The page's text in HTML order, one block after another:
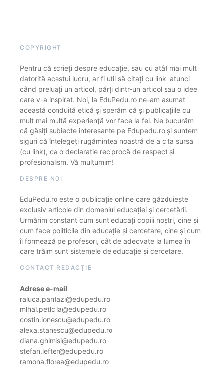
COPYRIGHT
Pentru că scrieți despre educație, sau cu atât mai mult
datorită acestui lucru, ar fi util să citați cu link, atunci
când preluați un articol, părți dintr-un articol sau o idee
care v-a inspirat. Noi, la EduPedu.ro ne-am asumat
această conduită etică și sperăm că și publicațiile cu
mult mai multă experiență vor face la fel. Ne bucurăm
că găsiți subiecte interesante pe Edupedu.ro și suntem
siguri că înțelegeți rugămintea noastră de a cita sursa
(cu link), ca o declarație reciprocă de respect și
profesionalism. Vă mulțumim!
DESPRE NOI
EduPedu.ro este o publicație online care găzduiește
exclusiv articole din domeniul educației și cercetării.
Urmărim constant cum sunt educați copiii noștri, cine și
cum face politicile din educație și cercetare, cine și cum
îi formează pe profesori, cât de adecvate la lumea în
care trăim sunt sistemele de educație și cercetare.
CONTACT REDACȚIE
Adrese e-mail
raluca.pantazi@edupedu.ro
mihai.peticila@edupedu.ro
costin.ionescu@edupedu.ro
alexa.stanescu@edupedu.ro
diana.ghimisi@edupedu.ro
stefan.lefter@edupedu.ro
ramona.florea@edupedu.ro